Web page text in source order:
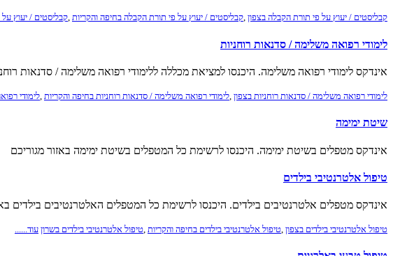
קבליסטים / יעוץ על פי תורת הקבלה בצפון ,קבליסטים / יעוץ על פי תורת הקבלה בחיפה והקריות ,קבליסטים / יעוץ
לימודי רפואה משלימה / סדנאות רוחניות
אינדקס לימודי רפואה משלימה. היכנסו למציאת מכללה ללימודי רפואה משלימה / סדנאות
לימודי רפואה משלימה / סדנאות רוחניות בצפון לימודי רפואה משלימה / סדנאות רוחניות בחיפה והקריות לימודי
שיטת ימימה
אינדקס מטפלים בשיטת ימימה. היכנסו לרשימת כל המטפלים בשיטת ימימה באזור מגוריכם
טיפול אלטרנטיבי בילדים
אינדקס מטפלים אלטרנטיבים בילדים. היכנסו לרשימת כל המטפלים האלטרנטיבים בילדים
טיפול אלטרנטיבי בילדים בצפון ,טיפול אלטרנטיבי בילדים בחיפה והקריות ,טיפול אלטרנטיבי בילדים בשרון עוד......